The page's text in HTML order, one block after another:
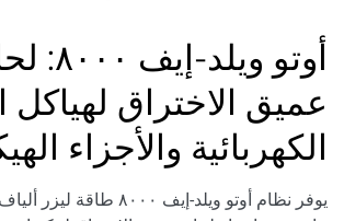
أوتو
عميق الاختراق لهياكل
الكهربائية والأجزاء